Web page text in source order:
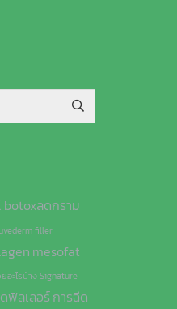
botoxลดกราม
filler
mesofat
อะไรบ้าง Signature
ฟิลเลอร์การฉีด